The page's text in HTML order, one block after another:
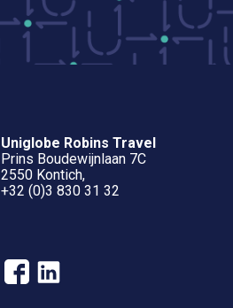
Uniglobe Robins Travel
Prins Boudewijnlaan 7C
2550 Kontich,
+32 (0)3 830 31 32